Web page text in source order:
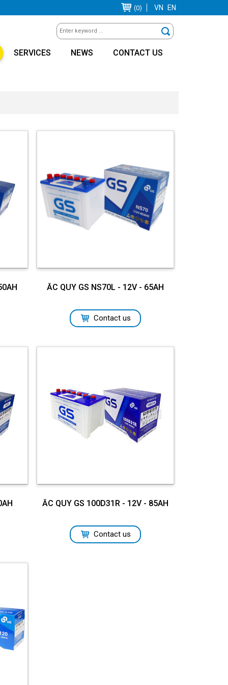
(0) VN EN
SERVICES NEWS CONTACT US
ẮC QUY GS NS70L - 12V - 65AH
Contact us
ẮC QUY GS 100D31R - 12V - 85AH
Contact us